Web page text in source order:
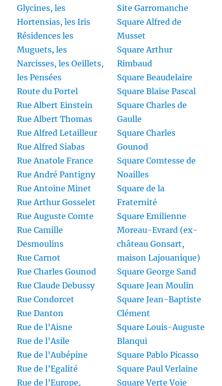
Glycines, les
Hortensias, les Iris
Résidences les
Muguets, les
Narcisses, les Oeillets,
les Pensées
Route du Portel
Rue Albert Einstein
Rue Albert Thomas
Rue Alfred Letailleur
Rue Alfred Siabas
Rue Anatole France
Rue André Pantigny
Rue Antoine Minet
Rue Arthur Gosselet
Rue Auguste Comte
Rue Camille
Desmoulins
Rue Carnot
Rue Charles Gounod
Rue Claude Debussy
Rue Condorcet
Rue Danton
Rue de l’Aisne
Rue de l’Asile
Rue de l’Aubépine
Rue de l’Egalité
Rue de l’Europe,
Site Garromanche
Square Alfred de
Musset
Square Arthur
Rimbaud
Square Beaudelaire
Square Blaise Pascal
Square Charles de
Gaulle
Square Charles
Gounod
Square Comtesse de
Noailles
Square de la
Fraternité
Square Emilienne
Moreau-Evrard (ex-
château Gonsart,
maison Lajouanique)
Square George Sand
Square Jean Moulin
Square Jean-Baptiste
Clément
Square Louis-Auguste
Blanqui
Square Pablo Picasso
Square Paul Verlaine
Square Verte Voie